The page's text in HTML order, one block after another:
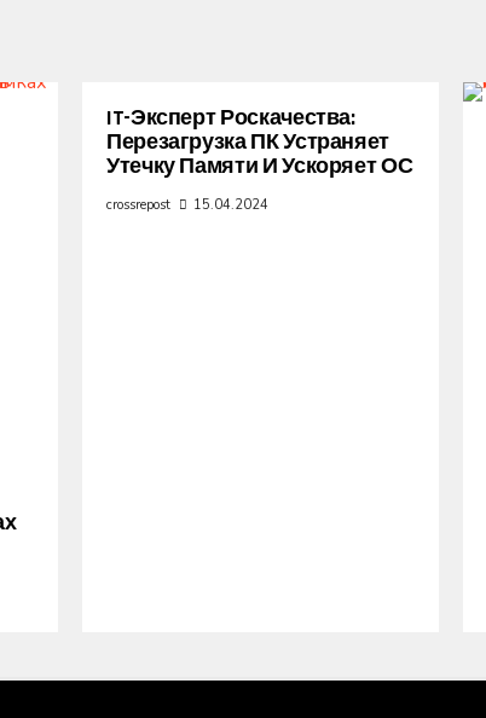
IT-Эксперт Роскачества:
Перезагрузка ПК Устраняет
Утечку Памяти И Ускоряет ОС
crossrepost 15.04.2024